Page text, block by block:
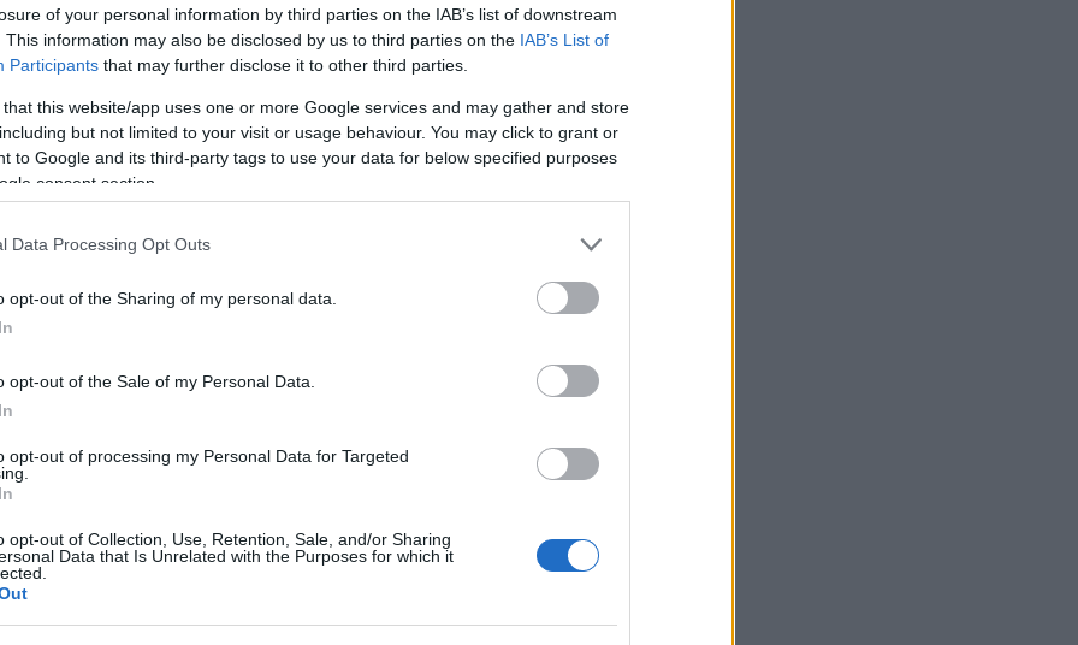
of your personal information by third parties on the IAB’s list of downstream
This information may also be disclosed by us to third parties on the IAB’s List of
Participants that may further disclose it to other third parties.
that this website/app uses one or more Google services and may gather and store
but not limited to your visit or usage behaviour. You may click to grant or
to Google and its third-party tags to use your data for below specified purposes
consent section.
Data Processing Opt Outs
opt-out of the Sharing of my personal data.
opt-out of the Sale of my Personal Data.
opt-out of processing my Personal Data for Targeted
opt-out of Collection, Use, Retention, Sale, and/or Sharing
Data that Is Unrelated with the Purposes for which it
Ομάδα
Flash.gr
νομικά αν δεν
προκάλεσαν οι
διακοπές του.